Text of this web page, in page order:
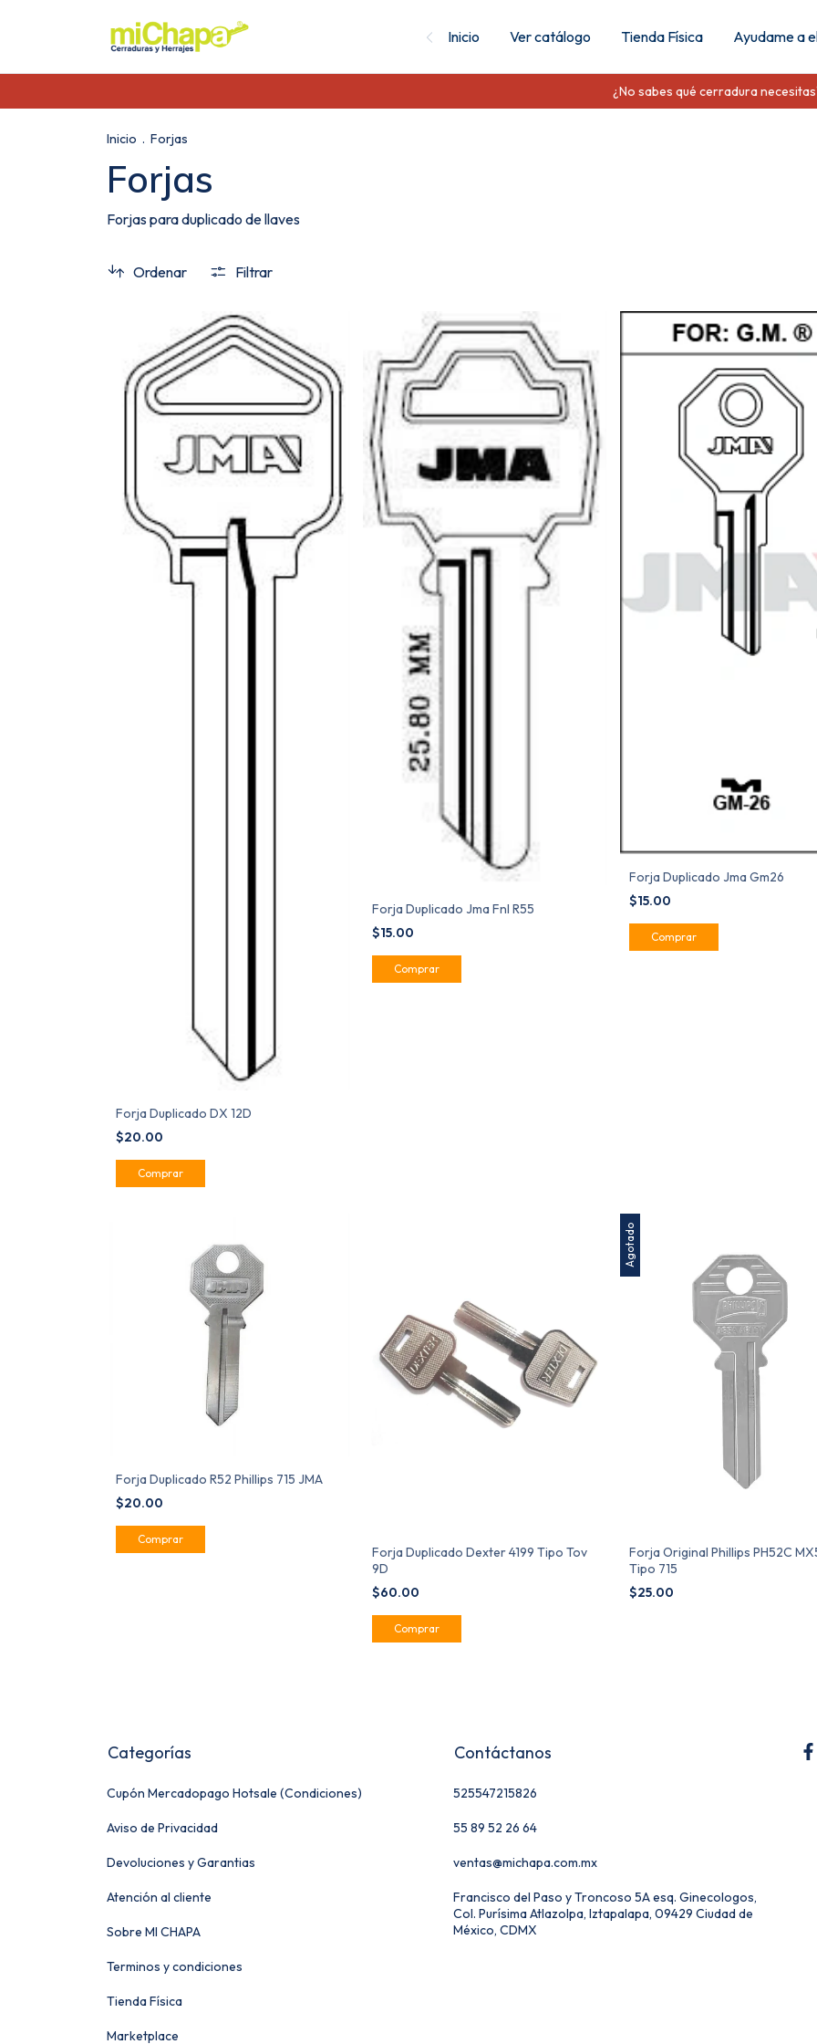
Inicio Ver catálogo Tienda Física Ayudame a
¿No sabes qué cerradura necesitas?
Inicio . Forjas
Forjas
Forjas para duplicado de llaves
Ordenar Filtrar
Forja Duplicado DX 12D
$20.00
Forja Duplicado Jma Fnl R55
$15.00
Forja Duplicado Jma Gm26
$15.00
Forja Duplicado R52 Phillips 715 JMA
$20.00
Forja Duplicado Dexter 4199 Tipo Tov
9D
$60.00
Agotado
Forja Original Phillips PH52C
Tipo 715
$25.00
Categorías
Cupón Mercadopago Hotsale (Condiciones)
Aviso de Privacidad
Devoluciones y Garantias
Atención al cliente
Sobre MI CHAPA
Terminos y condiciones
Tienda Física
Marketplace
Contáctanos
525547215826
55 89 52 26 64
ventas@michapa.com.mx
Francisco del Paso y Troncoso 5A esq. Ginecologos,
Col. Purísima Atlazolpa, Iztapalapa, 09429 Ciudad de
México, CDMX